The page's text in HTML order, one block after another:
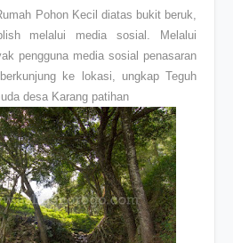
Pohon Kecil diatas bukit beruk,
melalui media sosial. Melalui
pengguna media sosial penasaran
ke lokasi, ungkap Teguh
desa Karang patihan